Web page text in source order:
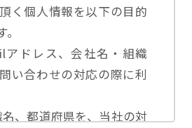
く個人情報を以下の目的
アドレス、会社名・組織
い合わせの対応の際に利
、都道府県を、当社の対